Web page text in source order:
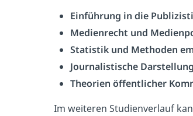
Einführung in die
Medienrecht und
Statistik und Methoden
Journalistische
Theorien öffentlicher
Im weiteren Studienverlauf